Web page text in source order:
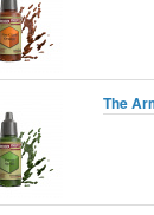
The